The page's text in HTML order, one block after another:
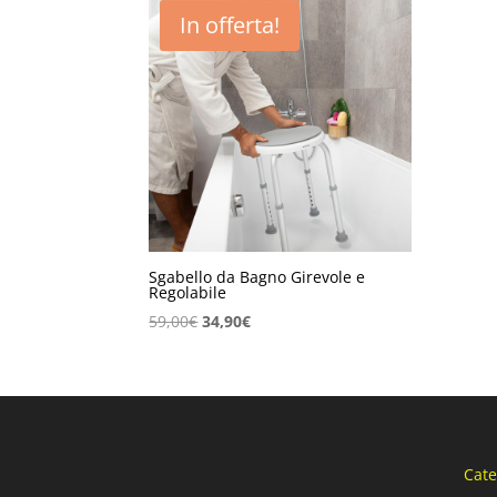
In offerta!
Sgabello da Bagno Girevole e
Regolabile
59,00€Il
era:
34,90€Il
è: